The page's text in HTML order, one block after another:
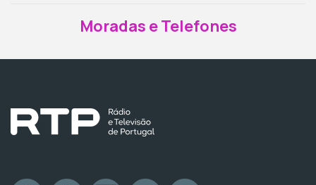
Moradas e Telefones